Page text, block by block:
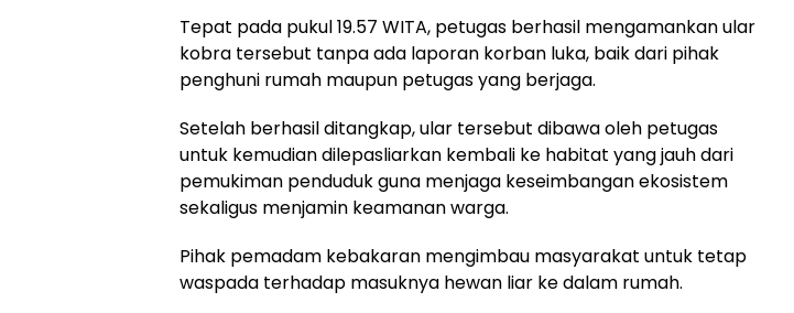
Tepat pada pukul 19.57 WITA, petugas berhasil mengamankan ular
kobra tersebut tanpa ada laporan korban luka, baik dari pihak
penghuni rumah maupun petugas yang berjaga.
Setelah berhasil ditangkap, ular tersebut dibawa oleh petugas
untuk kemudian dilepasliarkan kembali ke habitat yang jauh dari
pemukiman penduduk guna menjaga keseimbangan ekosistem
sekaligus menjamin keamanan warga.
Pihak pemadam kebakaran mengimbau masyarakat untuk tetap
waspada terhadap masuknya hewan liar ke dalam rumah.